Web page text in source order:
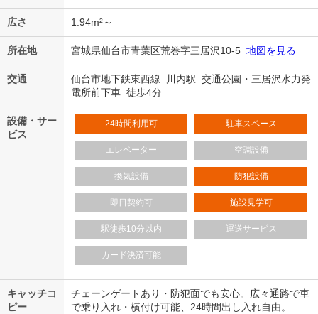
広さ 1.94m²～
所在地 宮城県仙台市青葉区荒巻字三居沢10-5 地図を見る
交通
仙台市地下鉄東西線 川内駅 交通公園・三居沢水力発
電所前下車 徒歩4分
設備・サー
ビス
24時間利用可 駐車スペース
エレベーター 空調設備
換気設備 防犯設備
即日契約可 施設見学可
駅徒歩10分以内 運送サービス
カード決済可能
キャッチコ
ピー
チェーンゲートあり・防犯面でも安心。広々通路で車
で乗り入れ・横付け可能、24時間出し入れ自由。